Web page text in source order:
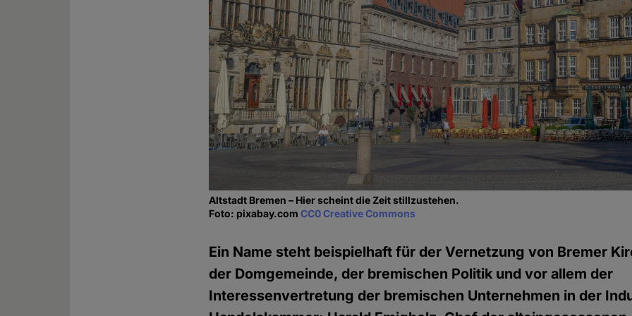
Altstadt Bremen – Hier scheint die Zeit stillzustehen.
Foto: pixabay.comCC0 Creative Commons
Ein Name steht beispielhaft für der Vernetzung von Bremer
der Domgemeinde, der bremischen Politik und vor allem der
Interessenvertretung der bremischen Unternehmen in der